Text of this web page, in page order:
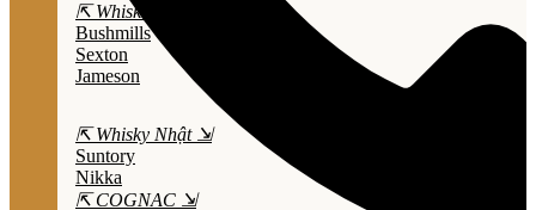
⇱ Whiskey Ailen ⇲
Bushmills
Sexton
Jameson
⇱ Whisky Nhật ⇲
Suntory
Nikka
⇱ COGNAC ⇲